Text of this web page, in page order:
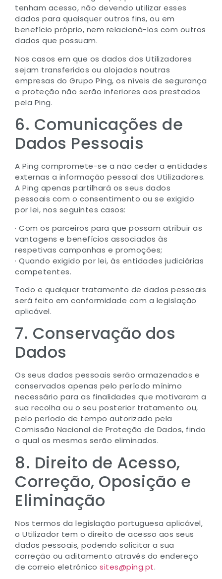
tenham acesso, não devendo utilizar esses
dados para quaisquer outros fins, ou em
benefício próprio, nem relacioná-los com outros
dados que possuam.
Nos casos em que os dados dos Utilizadores
sejam transferidos ou alojados noutras
empresas do Grupo Ping, os níveis de segurança
e proteção não serão inferiores aos prestados
pela Ping.
6. Comunicações de
Dados Pessoais
A Ping compromete-se a não ceder a entidades
externas a informação pessoal dos Utilizadores.
A Ping apenas partilhará os seus dados
pessoais com o consentimento ou se exigido
por lei, nos seguintes casos:
· Com os parceiros para que possam atribuir as
vantagens e benefícios associados às
respetivas campanhas e promoções;
· Quando exigido por lei, às entidades judiciárias
competentes.
Todo e qualquer tratamento de dados pessoais
será feito em conformidade com a legislação
aplicável.
7. Conservação dos
Dados
Os seus dados pessoais serão armazenados e
conservados apenas pelo período mínimo
necessário para as finalidades que motivaram a
sua recolha ou o seu posterior tratamento ou,
pelo período de tempo autorizado pela
Comissão Nacional de Proteção de Dados, findo
o qual os mesmos serão eliminados.
8. Direito de Acesso,
Correção, Oposição e
Eliminação
Nos termos da legislação portuguesa aplicável,
o Utilizador tem o direito de acesso aos seus
dados pessoais, podendo solicitar a sua
correção ou aditamento através do endereço
de correio eletrónico sites@ping.pt.